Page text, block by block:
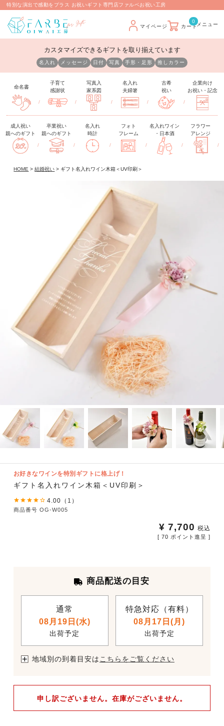
特別な演出で感動をプラス お祝いギフト専門店ファルベお祝い工房
マイページ
0
カート
カスタマイズできるギフトを取り揃えています
名入れ メッセージ 日付 写真 手形・足形 推しカラー
命名書
/
子育て
感謝状
/
写真入
家系図
/
名入れ
夫婦箸
/
古希
祝い
/
企業向け
お祝い・記念
成人祝い
親へのギフト
/
卒業祝い
親へのギフト
/
名入れ
時計
/
フォト
フレーム
/
名入れワイン
・日本酒
/
フラワー
アレンジ
/
HOME 結婚祝い ギフト名入れワイン木箱＜UV印刷＞
お好きなワインを特別ギフトに格上げ！
ギフト名入れワイン木箱＜UV印刷＞
4.00 （ 1 ）
商品番号 OG-W005
¥ 7,700 税込
[ 70 ポイント進呈 ]
商品配送の目安
通常
08月19日(水)
出荷予定
特急対応（有料）
08月17日(月)
出荷予定
地域別の到着目安はこちらをご覧ください
申し訳ございません。在庫がございません。